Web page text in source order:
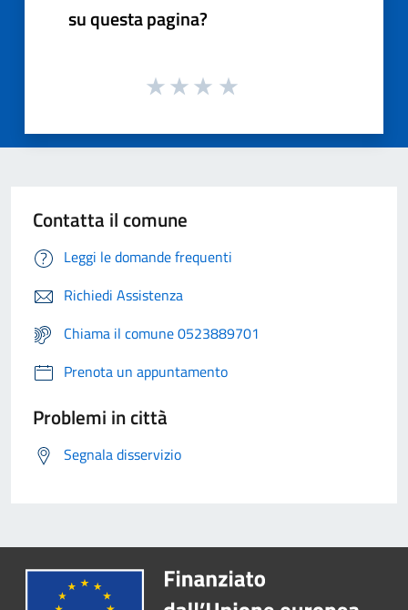
su questa pagina?
Contatta il comune
Leggi le domande frequenti
Richiedi Assistenza
Chiama il comune 0523889701
Prenota un appuntamento
Problemi in città
Segnala disservizio